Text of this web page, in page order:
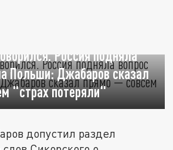
Россия подняла
Польши: Джабаров сказал
"страх потеряли"
допустил раздел